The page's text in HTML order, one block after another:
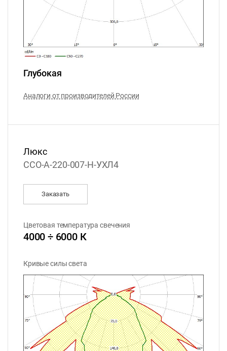
Глубокая
Аналоги от производителей России
Люкс
ССО-А-220-007-Н-УХЛ4
Заказать
Цветовая температура свечения
4000 ÷ 6000 К
Кривые силы света